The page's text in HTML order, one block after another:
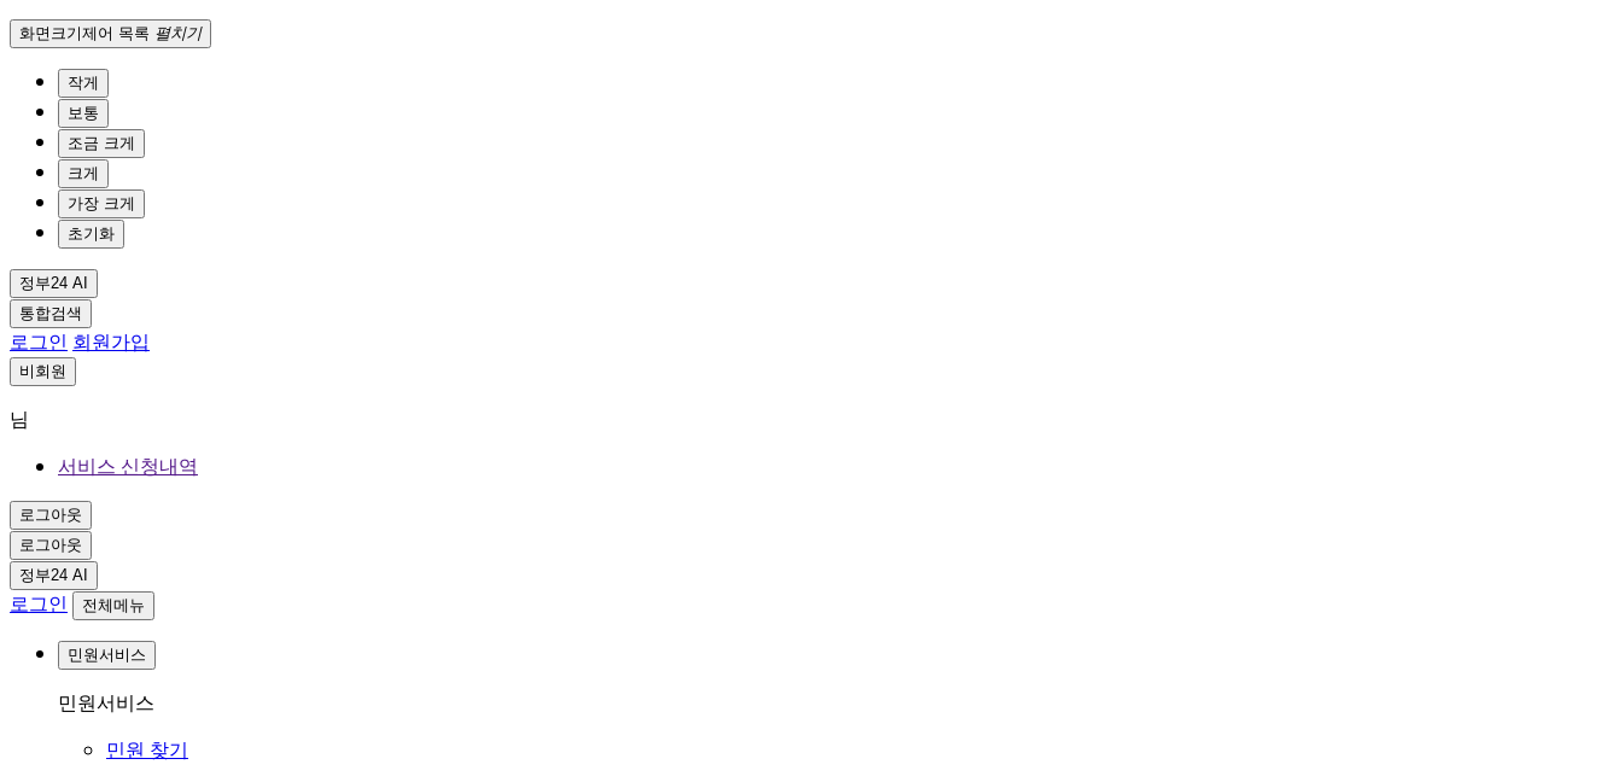
화면크기제어 목록 펼치기
작게
보통
조금 크게
크게
가장 크게
초기화
정부24 AI
통합검색
로그인 회원가입
비회원
님
서비스 신청내역
로그아웃
로그아웃
정부24 AI
로그인 전체메뉴
민원서비스
민원서비스
민원 찾기